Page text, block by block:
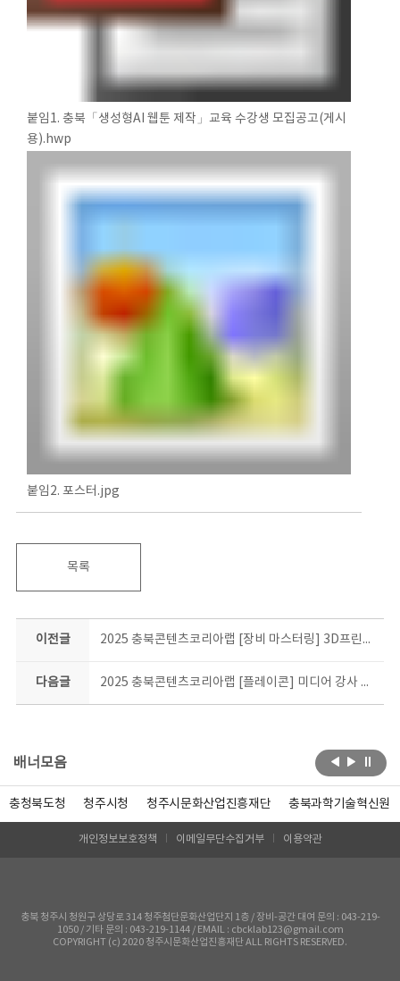
붙임1. 충북「생성형AI 웹툰 제작」교육 수강생 모집공고(게시
용).hwp
붙임2. 포스터.jpg
목록
이전글 2025 충북콘텐츠코리아랩 [장비 마스터링] 3D프린터 응용과정 2기 교육생 모집 공고
다음글 2025 충북콘텐츠코리아랩 [플레이콘] 미디어 강사 양성교육 플레이콘 아카데미 고급과정 교육생 모집
배너모음
충청북도청 청주시청 청주시문화산업진흥재단 충북과학기술혁신원
개인정보보호정책 이메일무단수집거부 이용약관
충북 청주시 청원구 상당로 314 청주첨단문화산업단지 1층 / 장비-공간 대여 문의 : 043-219-
1050 / 기타 문의 : 043-219-1144 / EMAIL : cbcklab123@gmail.com
COPYRIGHT (c) 2020 청주시문화산업진흥재단 ALL RIGHTS RESERVED.